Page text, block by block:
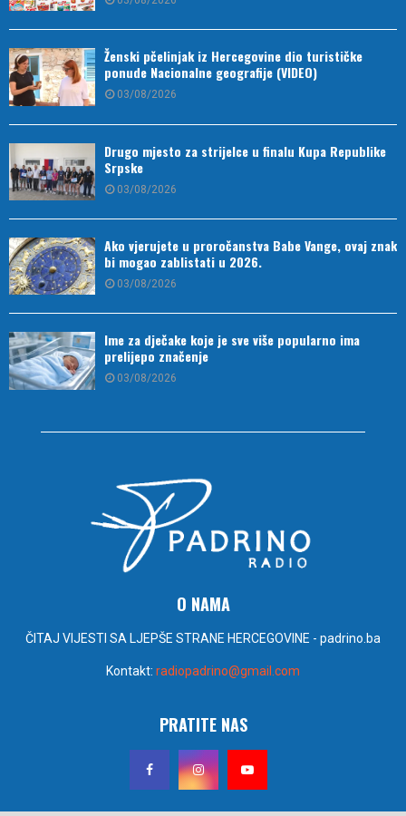
Ženski pčelinjak iz Hercegovine dio turističke
ponude Nacionalne geografije (VIDEO)
03/08/2026
Drugo mjesto za strijelce u finalu Kupa Republike
Srpske
03/08/2026
Ako vjerujete u proročanstva Babe Vange, ovaj znak
bi mogao zablistati u 2026.
03/08/2026
Ime za dječake koje je sve više popularno ima
prelijepo značenje
03/08/2026
O NAMA
ČITAJ VIJESTI SA LJEPŠE STRANE HERCEGOVINE - padrino.ba
Kontakt: radiopadrino@gmail.com
PRATITE NAS